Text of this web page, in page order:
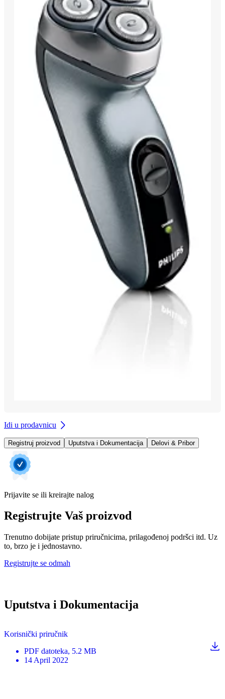
Idi u prodavnicu
Registruj proizvod Uputstva i Dokumentacija Delovi & Pribor
Prijavite se ili kreirajte nalog
Registrujte Vaš proizvod
Trenutno dobijate pristup priručnicima, prilagođenoj podršci itd. Uz
to, brzo je i jednostavno.
Registrujte se odmah
Uputstva i Dokumentacija
Korisnički priručnik
PDF datoteka, 5.2 MB
14 April 2022